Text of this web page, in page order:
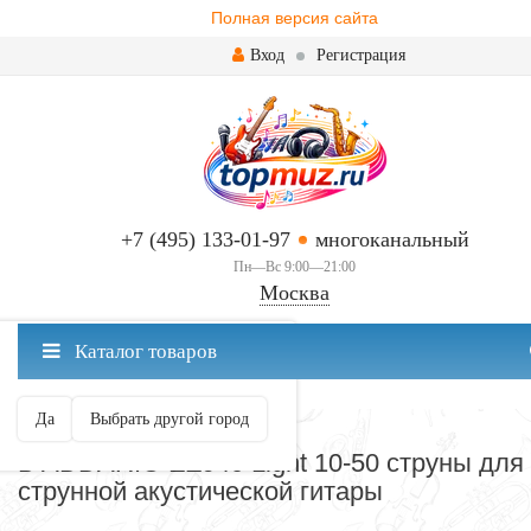
Полная версия сайта
Вход Регистрация
+7 (495) 133-01-97 многоканальный
Пн—Вс 9:00—21:00
Москва
Москва ваш город?
Да Выбрать другой город
Каталог товаров
СТРУНЫ ДЛЯ ГИТАРЫ
D'ADDARIO EZ940 Light 10-50 струны для
струнной акустической гитары